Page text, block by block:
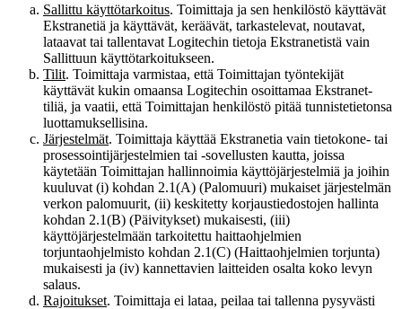
Sallittu käyttötarkoitus. Toimittaja ja sen henkilöstö käyttävät
Ekstranetiä ja käyttävät, keräävät, tarkastelevat, noutavat,
lataavat tai tallentavat Logitechin tietoja Ekstranetistä vain
Sallittuun käyttötarkoitukseen.
Tilit. Toimittaja varmistaa, että Toimittajan työntekijät
käyttävät kukin omaansa Logitechin osoittamaa Ekstranet-
tiliä, ja vaatii, että Toimittajan henkilöstö pitää tunnistetietonsa
luottamuksellisina.
Järjestelmät. Toimittaja käyttää Ekstranetia vain tietokone- tai
prosessointijärjestelmien tai -sovellusten kautta, joissa
käytetään Toimittajan hallinnoimia käyttöjärjestelmiä ja joihin
kuuluvat (i) kohdan 2.1(A) (Palomuuri) mukaiset järjestelmän
verkon palomuurit, (ii) keskitetty korjaustiedostojen hallinta
kohdan 2.1(B) (Päivitykset) mukaisesti, (iii)
käyttöjärjestelmään tarkoitettu haittaohjelmien
torjuntaohjelmisto kohdan 2.1(C) (Haittaohjelmien torjunta)
mukaisesti ja (iv) kannettavien laitteiden osalta koko levyn
salaus.
Rajoitukset. Toimittaja ei lataa, peilaa tai tallenna pysyvästi